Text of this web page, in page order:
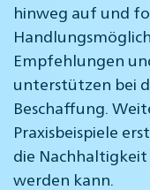
hinweg auf und
Empfehlungen
unterstützen bei
Beschaffung.
Praxisbeispiele
die
werden kann.